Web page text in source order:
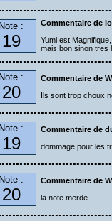
Note :
19
Commentaire de
Yumi est
mais bon sinon tres
Note :
20
Commentaire de
Ils sont trop choux
Note :
19
Commentaire de
dommage pour les
Note :
20
Commentaire de
la note merde